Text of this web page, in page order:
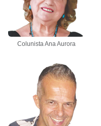
Colunista Ana Aurora